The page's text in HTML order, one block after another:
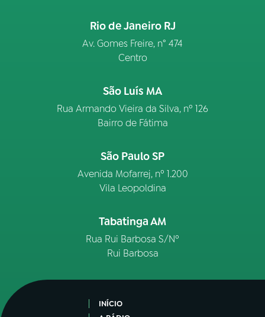
Rio de Janeiro RJ
Av. Gomes Freire, n° 474
Centro
São Luís MA
Rua Armando Vieira da Silva, nº 126
Bairro de Fátima
São Paulo SP
Avenida Mofarrej, nº 1.200
Vila Leopoldina
Tabatinga AM
Rua Rui Barbosa S/Nº
Rui Barbosa
INÍCIO